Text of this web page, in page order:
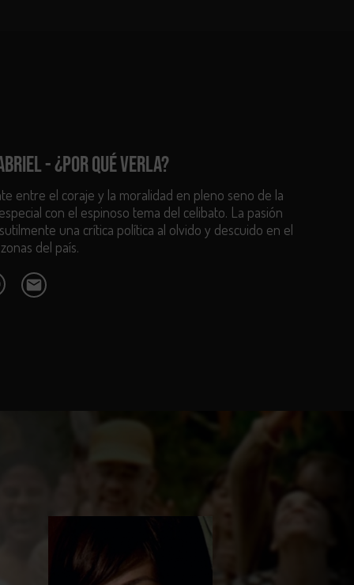
- ¿POR QUÉ VERLA?
entre el coraje y la moralidad en pleno seno de la
con el espinoso tema del celibato. La pasión
una crítica política al olvido y descuido en el
del país.